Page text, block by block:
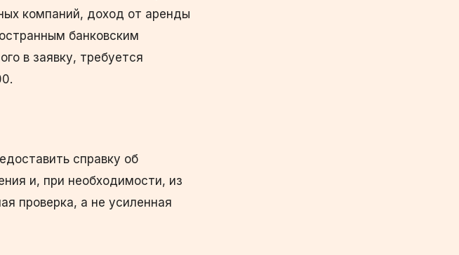
компаний, доход от аренды
банковским
в заявку, требуется
справку об
и, при необходимости, из
проверка, а не усиленная